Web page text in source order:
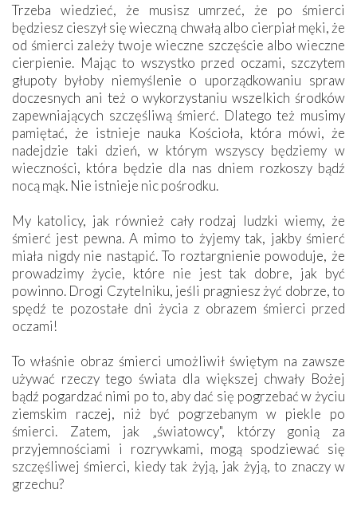
Trzeba wiedzieć, że musisz umrzeć, że po śmierci
będziesz cieszył się wieczną chwałą albo cierpiał męki, że
od śmierci zależy twoje wieczne szczęście albo wieczne
cierpienie. Mając to wszystko przed oczami, szczytem
głupoty byłoby niemyślenie o uporządkowaniu spraw
doczesnych ani też o wykorzystaniu wszelkich środków
zapewniających szczęśliwą śmierć. Dlatego też musimy
pamiętać, że istnieje nauka Kościoła, która mówi, że
nadejdzie taki dzień, w którym wszyscy będziemy w
wieczności, która będzie dla nas dniem rozkoszy bądź
nocą mąk. Nie istnieje nic pośrodku.
My katolicy, jak również cały rodzaj ludzki wiemy, że
śmierć jest pewna. A mimo to żyjemy tak, jakby śmierć
miała nigdy nie nastąpić. To roztargnienie powoduje, że
prowadzimy życie, które nie jest tak dobre, jak być
powinno. Drogi Czytelniku, jeśli pragniesz żyć dobrze, to
spędź te pozostałe dni życia z obrazem śmierci przed
oczami!
To właśnie obraz śmierci umożliwił świętym na zawsze
używać rzeczy tego świata dla większej chwały Bożej
bądź pogardzać nimi po to, aby dać się pogrzebać w życiu
ziemskim raczej, niż być pogrzebanym w piekle po
śmierci. Zatem, jak „światowcy", którzy gonią za
przyjemnościami i rozrywkami, mogą spodziewać się
szczęśliwej śmierci, kiedy tak żyją, jak żyją, to znaczy w
grzechu?